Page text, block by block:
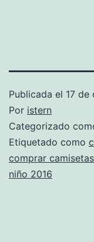
Publicada el 17 de
Por istern
Categorizado
Etiquetado como
comprar
niño 2016